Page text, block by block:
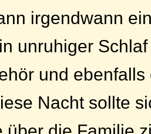
irgendwann
unruhiger
und ebenfalls
Nacht sollte